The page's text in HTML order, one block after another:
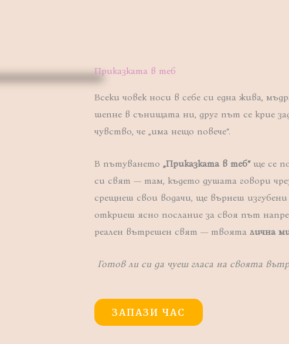
Приказката в теб
Всеки човек носи в себе си една жива,
шепне в сънищата ни, друг път се крие
чувство, че „има нещо повече“.
В пътуването „Приказката в теб“ще се
си свят — там, където душата говори
срещнеш свои водачи, ще върнеш
откриеш ясно послание за своя път
реален вътрешен свят — твоята лична
Готов ли си да чуеш гласа на своята
ЗАПАЗИ ЧАС